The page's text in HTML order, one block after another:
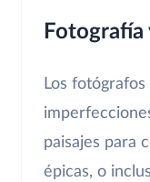
Los
paisajes para
épicas, o